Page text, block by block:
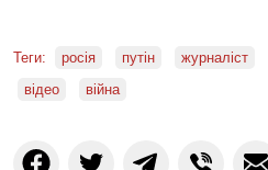
Теги: росія путін журналіст
відео
війна